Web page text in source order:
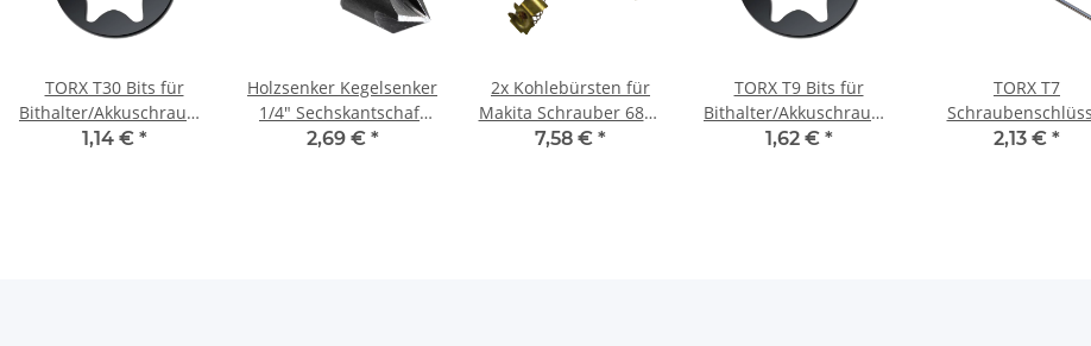
TORX T30 Bits für
Bithalter/Akkuschrauber/Schlagschrauber
Material 25 mm
1,14 € *
Holzsenker Kegelsenker
1/4" Sechskantschaft
Schlagschrauber/Akkuschrauber
2,69 € *
2x Kohlebürsten für
Makita Schrauber 6821
8,9 x 5,9 x 12,9 mm
7,58 € *
TORX T9 Bits für
Bithalter/Akkuschrauber/Schlagschrauber
Material 50 mm
1,62 € *
TORX T7
Schraubendreher
2,13 € *